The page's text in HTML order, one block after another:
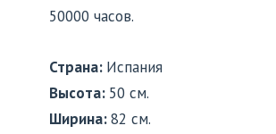
50000 часов.
Страна: Испания
Высота: 50 см.
Ширина:82 см.